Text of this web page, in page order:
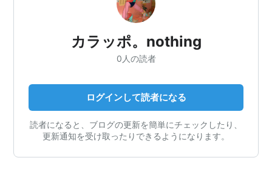
カラッポ。nothing
0人の読者
ログインして読者になる
読者になると、ブログの更新を簡単にチェックしたり、
更新通知を受け取ったりできるようになります。